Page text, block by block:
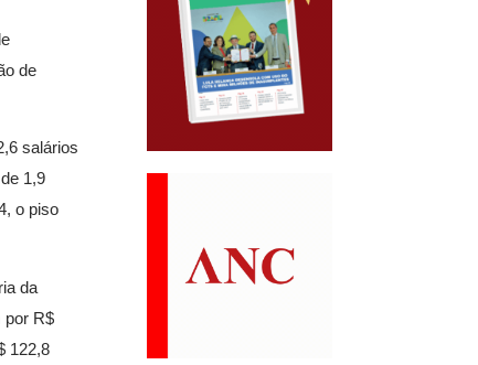
de
salários
1,9
o piso
da
por R$
122,8